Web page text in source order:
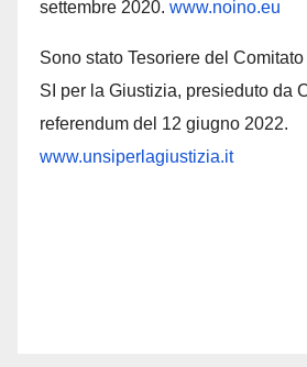
settembre 2020. www.noino.eu
Sono stato Tesoriere del
SI per la Giustizia, presieduto da
referendum del 12 giugno 2022.
www.unsiperlagiustizia.it